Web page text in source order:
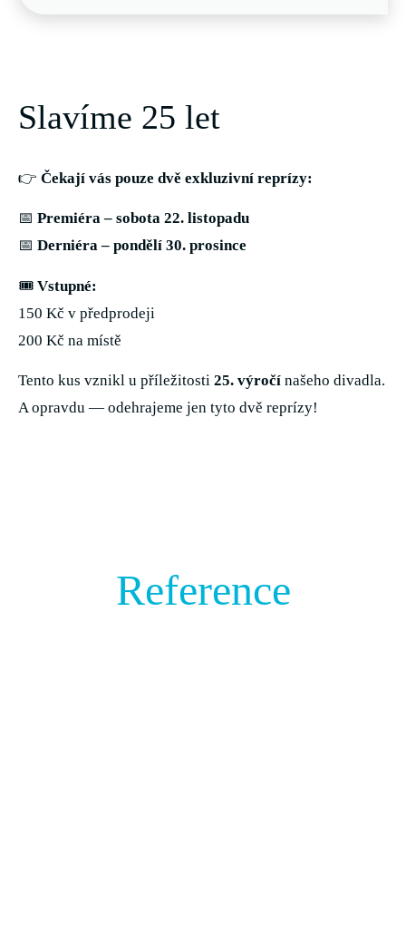
Slavíme 25 let
👉 Čekají vás pouze dvě exkluzivní reprízy:
📅 Premiéra – sobota 22. listopadu
📅 Derniéra – pondělí 30. prosince
🎟️ Vstupné:
150 Kč v předprodeji
200 Kč na místě
Tento kus vznikl u příležitosti 25. výročí našeho divadla.
A opravdu — odehrajeme jen tyto dvě reprízy!
Reference